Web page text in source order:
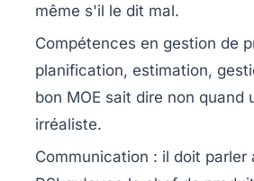
même s'il le dit mal.
Compétences en gestion de
planification, estimation,
bon MOE sait dire non quand
irréaliste.
Communication : il doit parler